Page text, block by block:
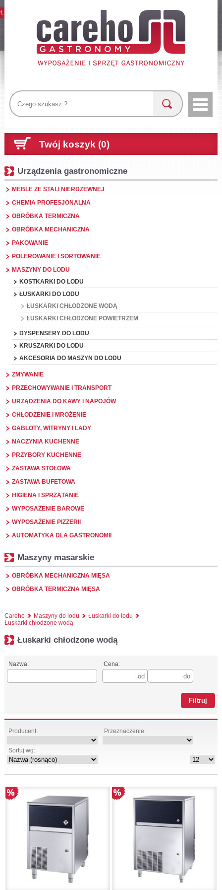
Twój koszyk (0)
Urządzenia gastronomiczne
MEBLE ZE STALI NIERDZEWNEJ
CHEMIA PROFESJONALNA
OBRÓBKA TERMICZNA
OBRÓBKA MECHANICZNA
PAKOWANIE
POLEROWANIE I SORTOWANIE
MASZYNY DO LODU
KOSTKARKI DO LODU
ŁUSKARKI DO LODU
ŁUSKARKI CHŁODZONE WODĄ
ŁUSKARKI CHŁODZONE POWIETRZEM
DYSPENSERY DO LODU
KRUSZARKI DO LODU
AKCESORIA DO MASZYN DO LODU
ZMYWANIE
PRZECHOWYWANIE I TRANSPORT
URZĄDZENIA DO KAWY I NAPOJÓW
CHŁODZENIE I MROŻENIE
GABLOTY, WITRYNY I LADY
NACZYNIA KUCHENNE
PRZYBORY KUCHENNE
ZASTAWA STOŁOWA
ZASTAWA BUFETOWA
HIGIENA I SPRZĄTANIE
WYPOSAŻENIE BAROWE
WYPOSAŻENIE PIZZERII
AUTOMATYKA DLA GASTRONOMII
Maszyny masarskie
OBRÓBKA MECHANICZNA MIĘSA
OBRÓBKA TERMICZNA MIĘSA
Careho Maszyny do lodu
Łuskarki do lodu
Łuskarki chłodzone wodą
Łuskarki chłodzone wodą
Nazwa: Cena:
Producent: Przeznaczenie:
Sortuj wg: